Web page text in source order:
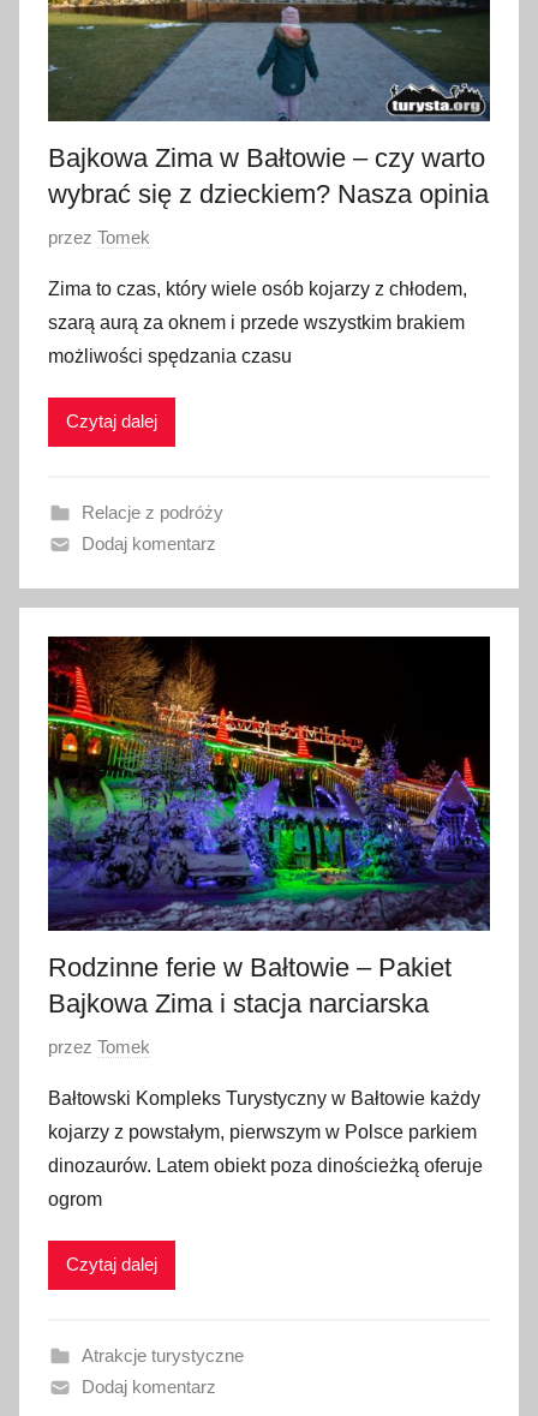
Bajkowa Zima w Bałtowie – czy warto
wybrać się z dzieckiem? Nasza opinia
O
u
b
l
i
a
n
1
6
s
t
y
c
z
n
i
a
2
0
4
przez Tomek
Zima to czas, który wiele osób kojarzy z chłodem,
szarą aurą za oknem i przede wszystkim brakiem
możliwości spędzania czasu
Czytaj dalej
Relacje z podróży
Dodaj komentarz
Rodzinne ferie w Bałtowie – Pakiet
Bajkowa Zima i stacja narciarska
O
u
b
l
i
w
n
o
przez Tomek
Bałtowski Kompleks Turystyczny w Bałtowie każdy
kojarzy z powstałym, pierwszym w Polsce parkiem
dinozaurów. Latem obiekt poza dinościeżką oferuje
ogrom
Czytaj dalej
Atrakcje turystyczne
Dodaj komentarz